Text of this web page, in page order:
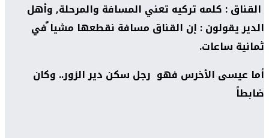
القناق : كلمه تركيه تعني المسافة والمرحلة, وأهل
الدير يقولون : إن القناق مسافة نقطعها مشيا ًفي
ثمانية ساعات.
أما عيسى الأخرس فهو رجل سكن دير الزور.. وكان
ضابطاً